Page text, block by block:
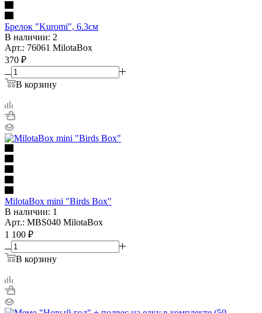
Брелок "Kuromi", 6.3см
В наличии: 2
Арт.: 76061 MilotaBox
370 ₽
В корзину
MilotaBox mini "Birds Box"
В наличии: 1
Арт.: MBS040 MilotaBox
1 100 ₽
В корзину